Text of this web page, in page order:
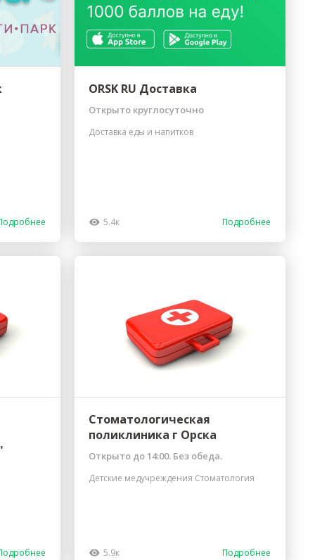
ORSK RU Доставка
Открыто круглосуточно
Доставка еды и напитков
5.4к Подробнее
Стоматологическая
поликлиника г Орска
Открыто до 14:00. Без обеда.
Детские медучреждения Стоматология
5.9к Подробнее